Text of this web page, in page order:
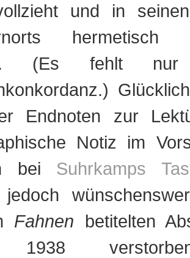
und in
hermetisch
(Es fehlt
Endnoten zur
Notiz im
bei Suhrkamps
Fahnen betitelten